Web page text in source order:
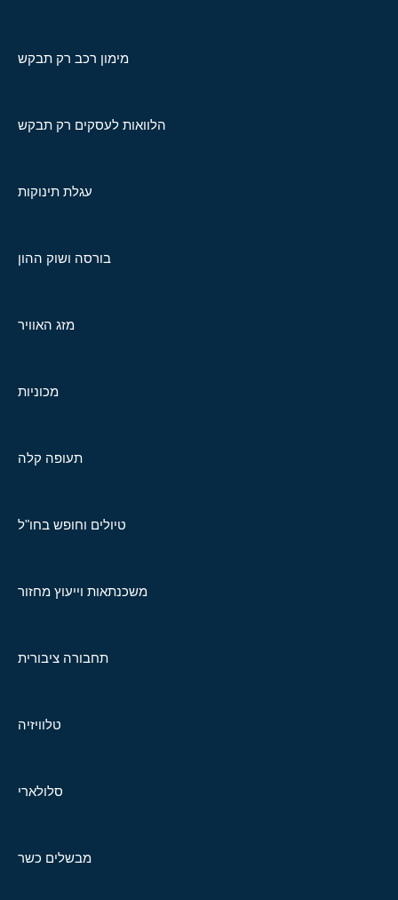
מימון רכב רק תבקש
הלוואות לעסקים רק תבקש
עגלת תינוקות
בורסה ושוק ההון
מזג האוויר
מכוניות
תעופה קלה
טיולים וחופש בחו"ל
משכנתאות וייעוץ מחזור
תחבורה ציבורית
טלוויזיה
סלולארי
מבשלים כשר